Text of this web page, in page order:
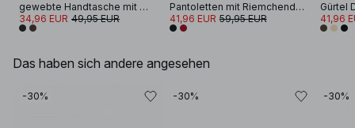
gewebte Handtasche mit Wickelgriff
34,96 EUR 49,95 EUR
Pantoletten mit Riemchendetails
41,96 EUR 59,95 EUR
Gürtel
41,96
Das haben sich andere angesehen
-30% -30% -30%